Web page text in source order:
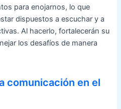
para enojarnos, lo que
dispuestos a escuchar y a
Al hacerlo, fortalecerán su
los desafíos de manera
comunicación en el